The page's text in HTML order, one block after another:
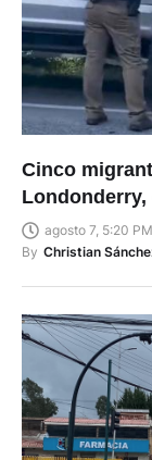
Cinco
Londonderry,
agosto 7, 5:20 PM
By Christian